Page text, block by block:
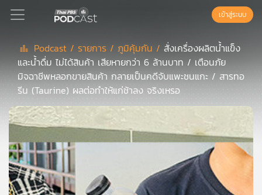
Podcast
เพล
ย์
สต์
แนะนำ
เข้าสู่ระบบ
Podcast / รายการ /ภูมิคุ้มกัน / สั่งเครื่องผลิตน้ำแข็ง
และน้ำดื่ม ไม่ได้สินค้า เสียหายกว่า 6 ล้านบาท / เตือนภัย
มิจฉาชีพหลอกขายสินค้า กลายเป็นคดีจับแพะชนแกะ / สารทอ
รีน (Taurine) ผลต่อทำให้แก่ช้าลง จริงเหรอ